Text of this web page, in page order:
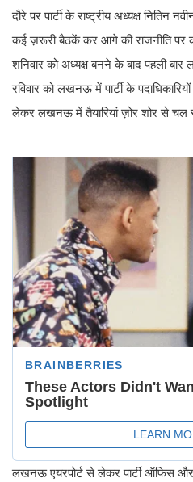
दौरे पर पार्टी के राष्ट्रीय अध्यक्ष
कई ज़रूरी बैठकें कर आगे की राजनीति पर
शनिवार को अध्यक्ष बनने के बाद पहली
रविवार को लखनऊ में पार्टी के
लेकर लखनऊ में तैयारियां ज़ोर शोर से चल
लखनऊ एयरपोर्ट से लेकर पार्टी ऑफिस